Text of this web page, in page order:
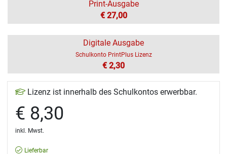
Print-Ausgabe
€ 27,00
Digitale Ausgabe
Schulkonto PrintPlus Lizenz
€ 2,30
Lizenz ist innerhalb des Schulkontos erwerbbar.
€ 8,30
inkl. Mwst.
Lieferbar